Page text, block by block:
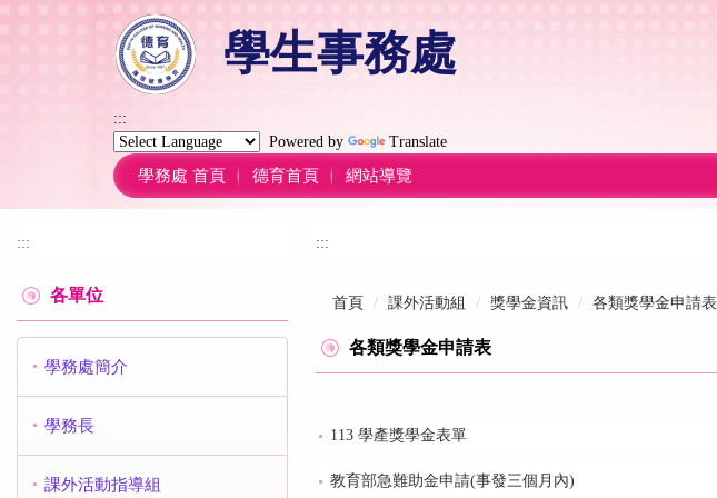
學生事務處
:::
Powered by
Translate
學務處 首頁 德育首頁 網站導覽
:::
各單位
學務處簡介
學務長
課外活動指導組
:::
首頁 課外活動組 獎學金資訊 各類獎學金申請表
各類獎學金申請表
113 學產獎學金表單
教育部急難助金申請(事發三個月內)